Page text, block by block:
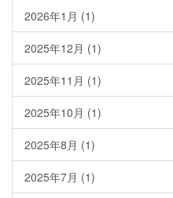
2026年1月 (1)
2025年12月 (1)
2025年11月 (1)
2025年10月 (1)
2025年8月 (1)
2025年7月 (1)